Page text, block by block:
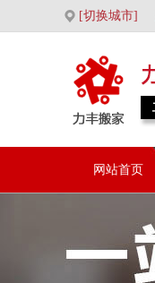
[切换城市]
网站首页